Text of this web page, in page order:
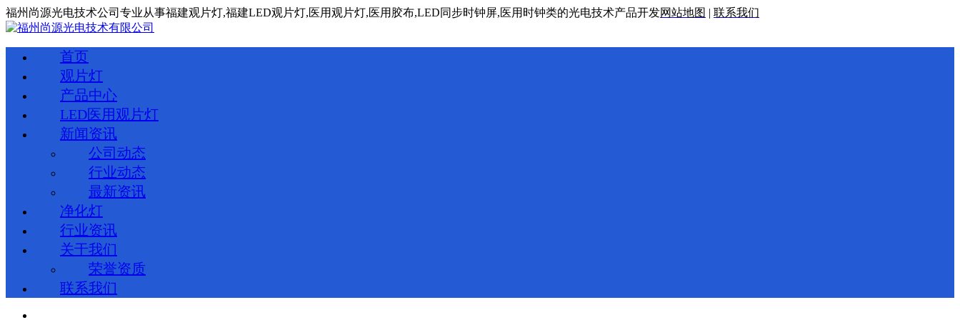
福州尚源光电技术公司专业从事福建观片灯,福建LED观片灯,医用观片灯,医用胶布,LED同步时钟屏,医用时钟类的光电技术产品开发网站地图 | 联系我们
首页
观片灯
产品中心
LED医用观片灯
新闻资讯
公司动态
行业动态
最新资讯
净化灯
行业资讯
关于我们
荣誉资质
联系我们